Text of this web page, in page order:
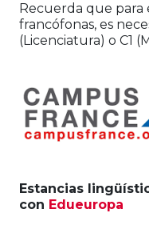
Recuerda que para
francófonas, es
(Licenciatura) o C1
Estancias
con Edueuropa